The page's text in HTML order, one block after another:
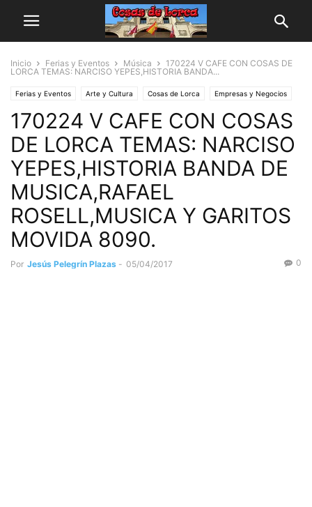
Inicio Ferias y Eventos Música
170224 V CAFE CON COSAS DE
LORCA TEMAS: NARCISO YEPES,HISTORIA BANDA...
Ferias y Eventos Arte y Cultura Cosas de Lorca Empresas y Negocios
Historia Mi Rinconcico Jesús Pelegrín Música
Personas y Asociaciones
170224 V CAFE CON COSAS
DE LORCA TEMAS: NARCISO
YEPES,HISTORIA BANDA DE
MUSICA,RAFAEL
ROSELL,MUSICA Y GARITOS
MOVIDA 8090.
Por Jesús Pelegrín Plazas - 05/04/2017 0